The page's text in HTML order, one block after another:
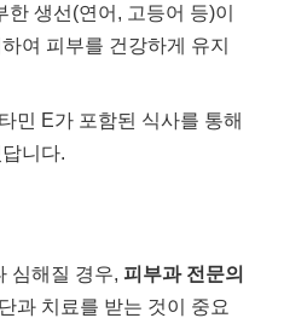
한 생선(연어, 고등어 등)이
여 피부를 건강하게 유지
민 E가 포함된 식사를 통해
니다.
심해질 경우, 피부과 전문의
과 치료를 받는 것이 중요